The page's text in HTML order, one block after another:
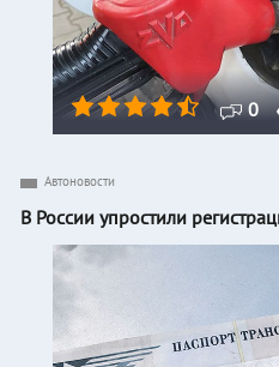
0
Автоновости
В России упростили